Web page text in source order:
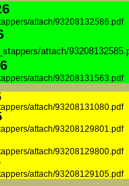
attach/93208132586.pdf
attach/
attach/93208131563.pdf
attach/93208131080.pdf
attach/93208129801.pdf
attach/93208129800.pdf
attach/93208129105.pdf